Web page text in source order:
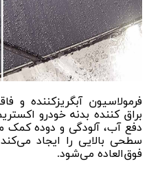
فرمولاسیون آبگریز‌کننده و
دفع آب، آلودگی و دوده
سطحی بالایی را ایجاد
فوق‌العاده می‌شود.